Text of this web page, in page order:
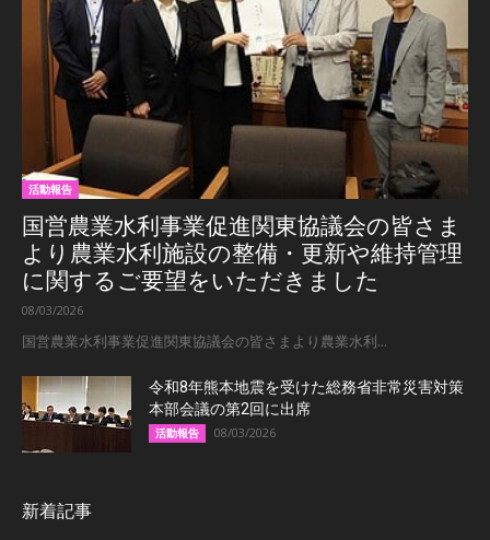
活動報告
国営農業水利事業促進関東協議会の皆さま
より農業水利施設の整備・更新や維持管理
に関するご要望をいただきました
08/03/2026
国営農業水利事業促進関東協議会の皆さまより農業水利...
令和8年熊本地震を受けた総務省非常災害対策
本部会議の第2回に出席
活動報告 08/03/2026
新着記事